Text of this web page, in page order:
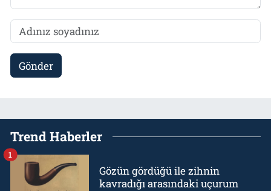
Gönder
Trend Haberler
Gözün gördüğü ile zihnin
kavradığı arasındaki uçurum
1